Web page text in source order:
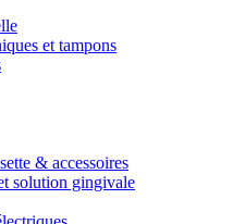
et tampons
& accessoires
solution gingivale